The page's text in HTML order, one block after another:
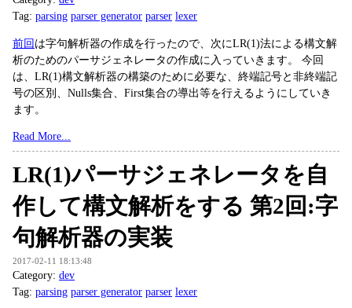
Tag: parsing parser generator parser lexer
前回は字句解析器の作成を行ったので、次にLR(1)法による構文解
析のためのパーサジェネレータの作成に入っていきます。 今回
は、LR(1)構文解析器の構築のために必要な、終端記号と非終端記
号の区別、Nulls集合、First集合の導出等を行えるようにしていき
ます。
Read More...
LR(1)パーサジェネレータを自
作して構文解析をする 第2回:字
句解析器の実装
2017-02-11 18:13:48
Category: dev
Tag: parsing parser generator parser lexer